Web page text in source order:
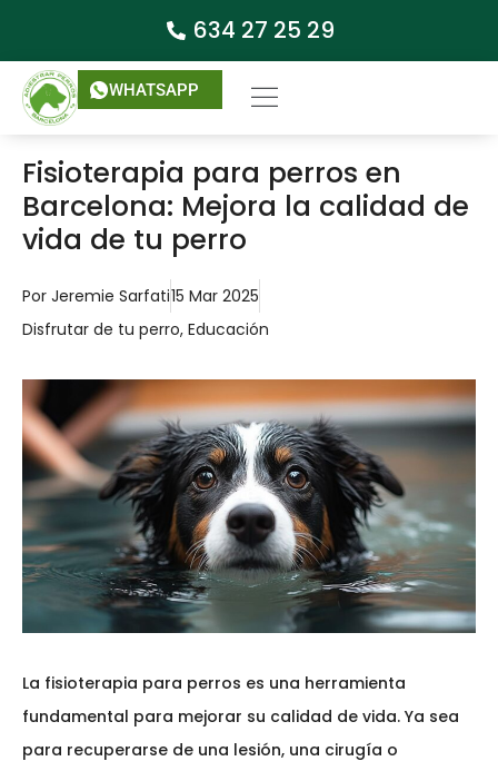
634 27 25 29
WHATSAPP
Fisioterapia para perros en
Barcelona: Mejora la calidad de
vida de tu perro
Por Jeremie Sarfati15 Mar 2025
Disfrutar de tu perro, Educación
La fisioterapia para perros es una herramienta
fundamental para mejorar su calidad de vida. Ya sea
para recuperarse de una lesión, una cirugía o